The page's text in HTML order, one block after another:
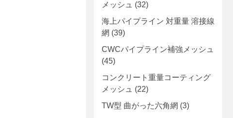
メッシュ (32)
海上パイプライン 対重量 溶接線
網 (39)
CWCパイプライン補強メッシュ
(45)
コンクリート重量コーティング
メッシュ (22)
TW型 曲がった六角網 (3)